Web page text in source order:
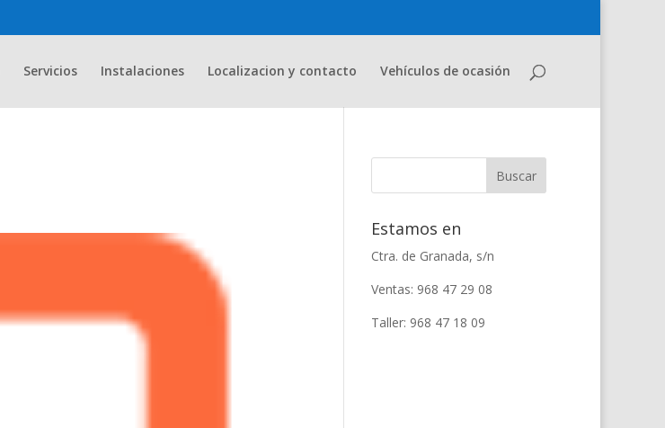
Servicios Instalaciones Localizacion y contacto Vehículos de ocasión
Estamos en
Ctra. de Granada, s/n
Ventas: 968 47 29 08
Taller: 968 47 18 09